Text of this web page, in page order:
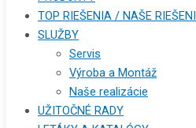
TOP RIEŠENIA / NAŠE
SLUŽBY
Servis
Výroba a Montáž
Naše realizácie
UŽITOČNÉ RADY